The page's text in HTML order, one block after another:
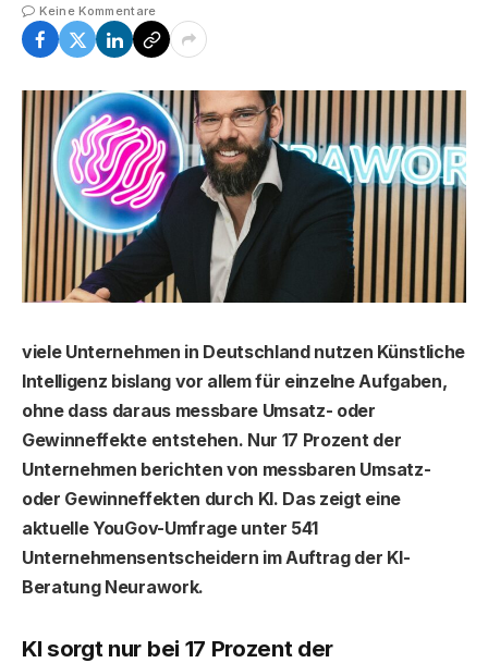
Keine Kommentare
viele Unternehmen in Deutschland nutzen Künstliche
Intelligenz bislang vor allem für einzelne Aufgaben,
ohne dass daraus messbare Umsatz- oder
Gewinneffekte entstehen. Nur 17 Prozent der
Unternehmen berichten von messbaren Umsatz-
oder Gewinneffekten durch KI. Das zeigt eine
aktuelle YouGov-Umfrage unter 541
Unternehmensentscheidern im Auftrag der KI-
Beratung Neurawork.
KI sorgt nur bei 17 Prozent der